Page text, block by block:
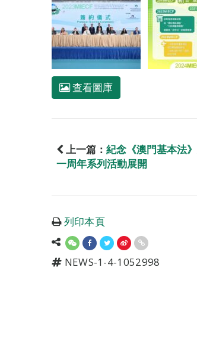
查看圖庫
上一篇： 紀念《澳門基本法
一周年系列活動展開
列印本頁
NEWS-1-4-1052998